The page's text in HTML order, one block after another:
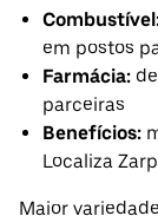
em postos
Farmácia:
parceiras
Benefícios:
Localiza Zarp
Maior